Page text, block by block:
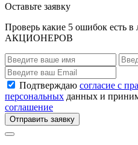
Оставьте заявку
Проверь какие 5 ошибок есть
АКЦИОНЕРОВ
Подтверждаю согласие с
персональных данных и
соглашение
Отправить заявку